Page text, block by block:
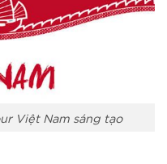
Việt Nam sáng tạo